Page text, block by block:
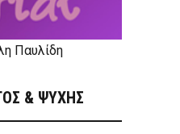
Παυλίδη
& ΨΥΧΗΣ